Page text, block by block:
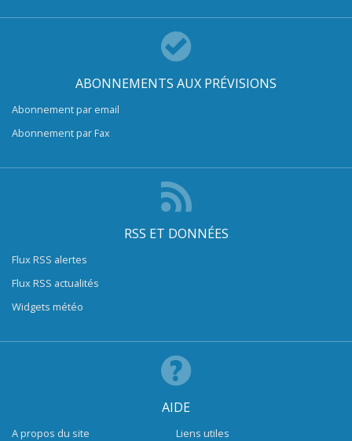
ABONNEMENTS AUX PRÉVISIONS
Abonnement par email
Abonnement par Fax
RSS ET DONNÉES
Flux RSS alertes
Flux RSS actualités
Widgets météo
AIDE
A propos du site Liens utiles